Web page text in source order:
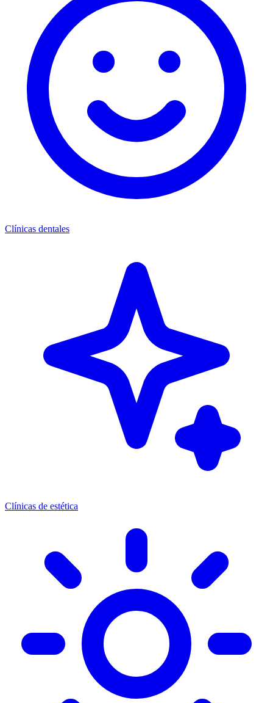
Clínicas dentales
Clínicas de estética